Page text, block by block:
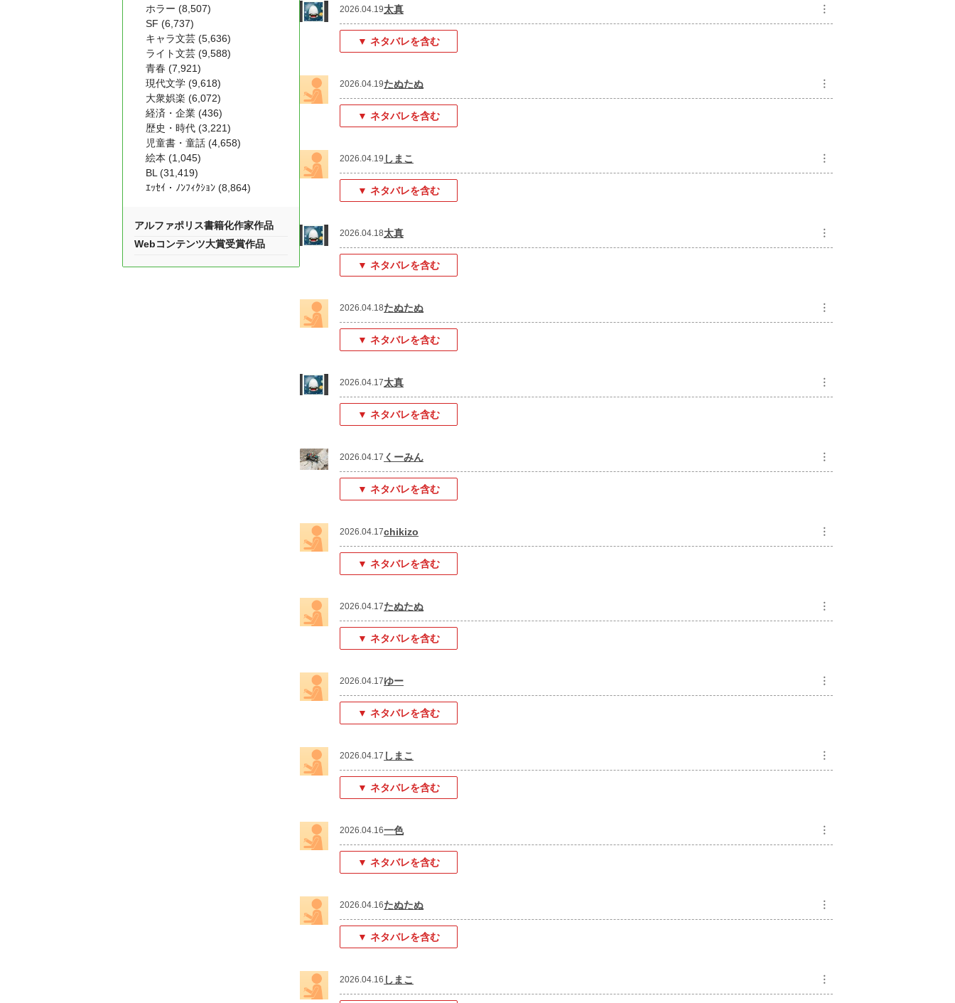
2026.04.19太真 ︙
▼ ネタバレを含む
2026.04.19たぬたぬ ︙
▼ ネタバレを含む
2026.04.19 しまこ ︙
▼ ネタバレを含む
2026.04.18太真 ︙
▼ ネタバレを含む
2026.04.18たぬたぬ ︙
▼ ネタバレを含む
2026.04.17太真 ︙
▼ ネタバレを含む
2026.04.17 くーみん ︙
▼ ネタバレを含む
2026.04.17chikizo ︙
▼ ネタバレを含む
2026.04.17たぬたぬ ︙
▼ ネタバレを含む
2026.04.17ゆー ︙
▼ ネタバレを含む
2026.04.17 しまこ ︙
▼ ネタバレを含む
2026.04.16一色 ︙
▼ ネタバレを含む
2026.04.16たぬたぬ ︙
▼ ネタバレを含む
2026.04.16 しまこ ︙
ホラー (8,507)
SF (6,737)
キャラ文芸 (5,636)
ライト文芸 (9,588)
青春 (7,921)
現代文学 (9,618)
大衆娯楽 (6,072)
経済・企業 (436)
歴史・時代 (3,221)
児童書・童話 (4,658)
絵本 (1,045)
BL (31,419)
ｴｯｾｲ・ﾉﾝﾌｨｸｼｮﾝ (8,864)
アルファポリス書籍化作家作品
Webコンテンツ大賞受賞作品